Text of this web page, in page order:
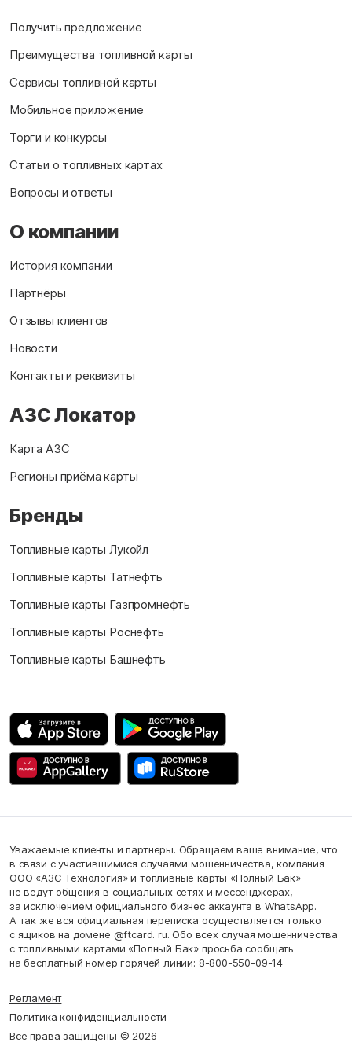
Получить предложение
Преимущества топливной карты
Сервисы топливной карты
Мобильное приложение
Торги и конкурсы
Статьи о топливных картах
Вопросы и ответы
О компании
История компании
Партнёры
Отзывы клиентов
Новости
Контакты и реквизиты
АЗС Локатор
Карта АЗС
Регионы приёма карты
Бренды
Топливные карты Лукойл
Топливные карты Татнефть
Топливные карты Газпромнефть
Топливные карты Роснефть
Топливные карты Башнефть
Уважаемые клиенты и партнеры. Обращаем ваше внимание, что
в связи с участившимися случаями мошенничества, компания
ООО «АЗС Технология» и топливные карты «Полный Бак»
не ведут общения в социальных сетях и мессенджерах,
за исключением официального бизнес аккаунта в WhatsApp.
А так же вся официальная переписка осуществляется только
с ящиков на домене @ftcard. ru. Обо всех случая мошенничества
с топливными картами «Полный Бак» просьба сообщать
на бесплатный номер горячей линии: 8-800-550-09-14
Все права защищены © 2026
Регламент
Политика конфиденциальности